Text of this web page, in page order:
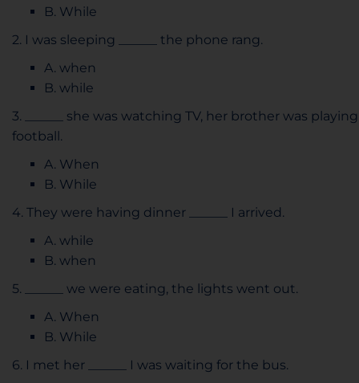
B. While
2. I was sleeping ______ the phone rang.
A. when
B. while
3. ______ she was watching TV, her brother was playing
football.
A. When
B. While
4. They were having dinner ______ I arrived.
A. while
B. when
5. ______ we were eating, the lights went out.
A. When
B. While
6. I met her ______ I was waiting for the bus.